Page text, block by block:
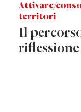
Attivare/
territori
Il
riflessione